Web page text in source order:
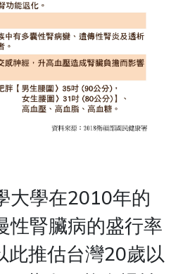
大學在2010年的
性腎臟病的盛行率
此推估台灣20歲以